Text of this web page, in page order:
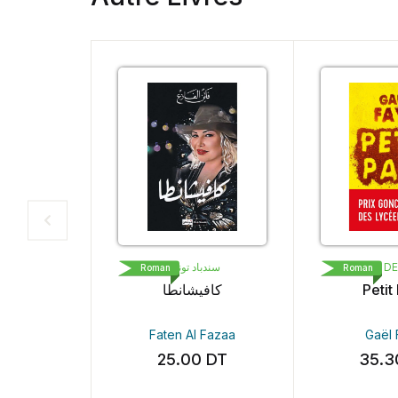
سندباد تونس
كافيشانطا
Faten Al Fazaa
25.00DT
Roman LIVRE DE
Petit
Gaël
35.30
Roman